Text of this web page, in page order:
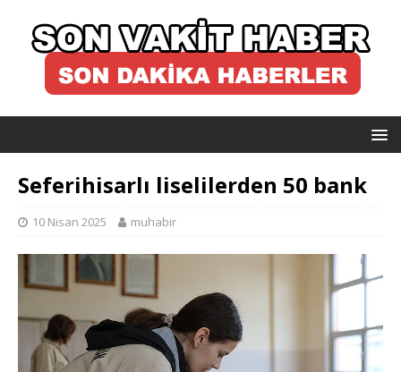
Seferihisarlı liselilerden 50 bank
10 Nisan 2025 muhabir